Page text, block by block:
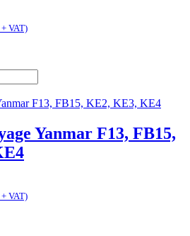
+ VAT)
Yanmar F13, FB15,
+ VAT)